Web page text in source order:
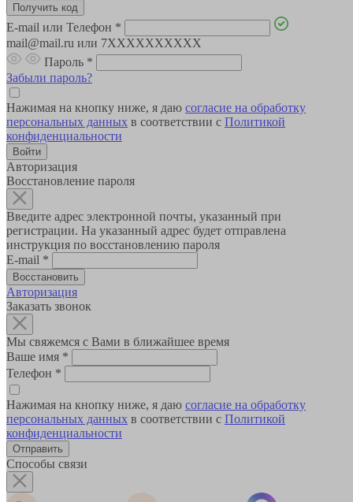
E-mail или Телефон *
mail@mail.ru или 7XXXXXXXXXX
Пароль *
Забыли пароль?
Нажимая на кнопку ниже, я даю согласие на обработку
персональных данных в соответствии с Политикой
конфиденциальности
Авторизация
Восстановление пароля
Введите адрес электронной почты, указанный при
регистрации. На указанный адрес будет отправлена
инструкция по восстановлению пароля
E-mail *
Авторизация
Заказать звонок
Мы свяжемся с Вами в ближайшее время
Ваше имя *
Телефон *
Нажимая на кнопку ниже, я даю согласие на обработку
персональных данных в соответствии с Политикой
конфиденциальности
Способы связи